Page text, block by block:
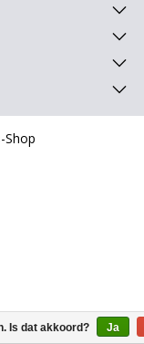
Shop
Is dat akkoord? Ja